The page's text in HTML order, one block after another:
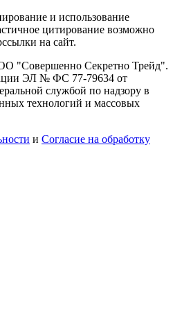
и использование
цитирование возможно
на сайт.
"Совершенно Секретно Трейд".
ЭЛ № ФС 77-79634 от
службой по надзору в
технологий и массовых
и Согласие на обработку